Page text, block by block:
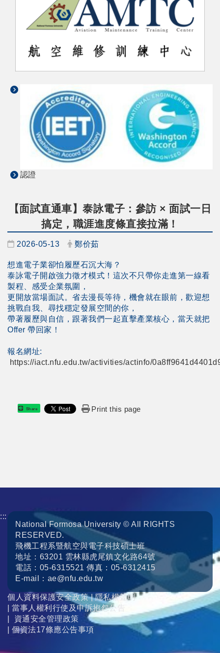
認證
【面試直通車】泰詠電子：參訪 × 面試一日
搞定，職涯進度條直接拉滿！
日期：
2026-05-13 發布者：
鄭价茹
想進電子業卻怕履歷石沉大海？
泰詠電子開啟強力徵才模式！這次不只帶你走進第一線看
製程、感受企業氛圍，
更開放當場面試。省去漫長等待，機會就在眼前，歡迎想
挑戰自我、尋找穩定發展空間的你，
帶著履歷與自信，跟著我們一起直擊產業核心，當天就把
Offer 帶回家！
報名網址:
https://iact.nfu.edu.tw/activities/actinfo/
Share Print this page
:::
National Formosa University © All RIGHTS
RESERVED.
飛機工程系暨航空與電子科技碩士班
地址：63201 雲林縣虎尾鎮文化路64號
電話：05-6315521 傳真：05-6312415
E-mail：ae@nfu.edu.tw
個人資料保護安全政策|隱私權聲明
當事人權利行使及申訴抱怨公告
資通安全管理政策
個資法17條應公告事項